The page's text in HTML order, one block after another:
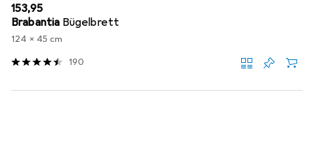
EUR
153,95
Brabantia Bügelbrett
124 x 45 cm
190